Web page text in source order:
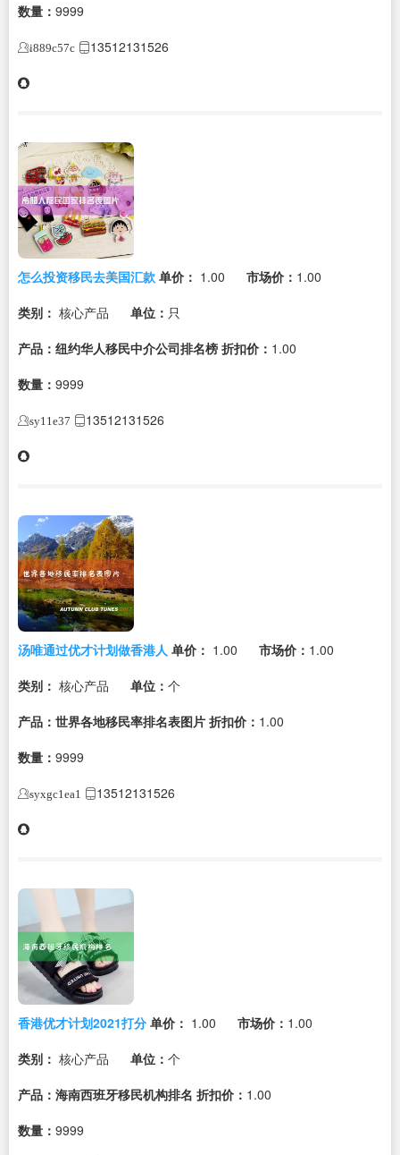
数量： 9999
i889c57c 13512131526
怎么投资移民去美国汇款 单价： 1.00 市场价： 1.00
类别： 核心产品 单位： 只
产品：纽约华人移民中介公司排名榜 折扣价： 1.00
数量： 9999
sy11e37 13512131526
汤唯通过优才计划做香港人 单价： 1.00 市场价： 1.00
类别： 核心产品 单位： 个
产品：世界各地移民率排名表图片 折扣价： 1.00
数量： 9999
syxgc1ea1 13512131526
香港优才计划2021打分 单价： 1.00 市场价： 1.00
类别： 核心产品 单位： 个
产品：海南西班牙移民机构排名 折扣价： 1.00
数量： 9999